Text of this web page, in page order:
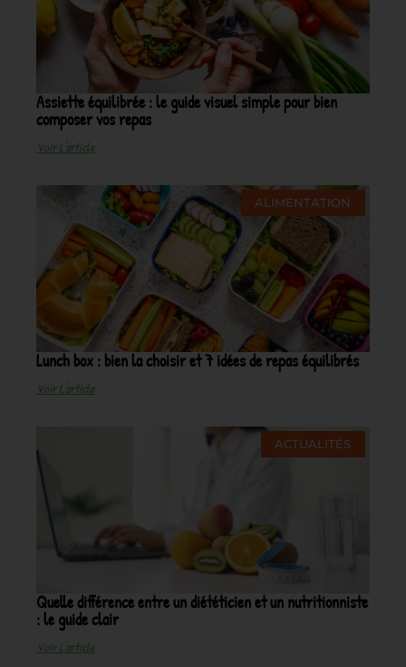
Assiette équilibrée : le guide visuel simple pour bien
composer vos repas
Voir L'article
ALIMENTATION
Lunch box : bien la choisir et 7 idées de repas équilibrés
Voir L'article
ACTUALITÉS
Quelle différence entre un diététicien et un nutritionniste
: le guide clair
Voir L'article